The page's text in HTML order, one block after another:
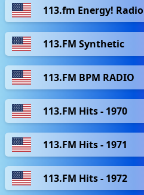
113.fm Energy! Radio
113.FM Synthetic
113.FM BPM RADIO
113.FM Hits - 1970
113.FM Hits - 1971
113.FM Hits - 1972